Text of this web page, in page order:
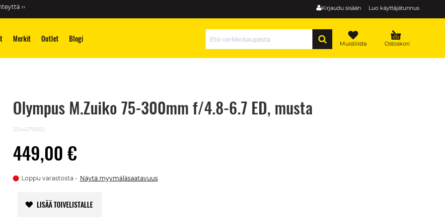
Kirjaudu sisään Luo käyttäjätunnus
››
Merkit Outlet Blogi Ostoskori
Muistilista
Olympus M.Zuiko 75-300mm f/4.8-6.7 ED, musta
2344279692
449,00 €
Loppu varastosta Näytä myymäläsaatavuus
LISÄÄ TOIVELISTALLE